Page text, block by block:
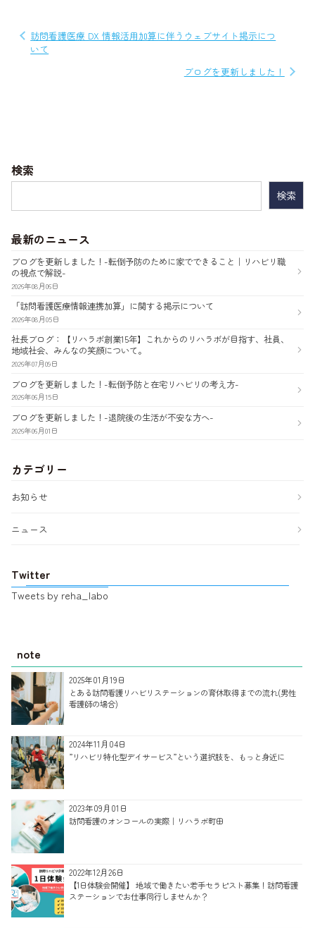
投
稿
シ
訪問看護医療 DX 情報活用加算に伴うウェブサイト掲示につ
いて
ブログを更新しました！
検索
最新のニュース
ブログを更新しました！-転倒予防のために家でできること｜リハビリ職
の視点で解説-
2026年08月06日
「訪問看護医療情報連携加算」に関する掲示について
2026年08月05日
社長ブログ：【リハラボ創業15年】これからのリハラボが目指す、社員、
地域社会、みんなの笑顔について。
2026年07月09日
ブログを更新しました！-転倒予防と在宅リハビリの考え方-
2026年06月15日
ブログを更新しました！-退院後の生活が不安な方へ-
2026年06月01日
カテゴリー
お知らせ
ニュース
Twitter
Tweets by reha_labo
note
2025年01月19日
とある訪問看護リハビリステーションの育休取得までの流れ(男性
看護師の場合)
2024年11月04日
”リハビリ特化型デイサービス”という選択肢を、もっと身近に
2023年09月01日
訪問看護のオンコールの実際｜リハラボ町田
2022年12月26日
【1日体験会開催】 地域で働きたい若手セラピスト募集！訪問看護
ステーションでお仕事同行しませんか？